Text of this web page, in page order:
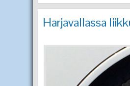
Harjavallassa